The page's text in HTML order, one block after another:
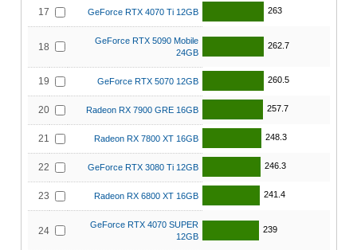
17 GeForce RTX 4070 Ti 12GB 263
18
GeForce RTX 5090 Mobile
24GB
262.7
19 GeForce RTX 5070 12GB 260.5
20 Radeon RX 7900 GRE 16GB 257.7
21 Radeon RX 7800 XT 16GB 248.3
22 GeForce RTX 3080 Ti 12GB 246.3
23 Radeon RX 6800 XT 16GB 241.4
24
GeForce RTX 4070 SUPER
12GB
239